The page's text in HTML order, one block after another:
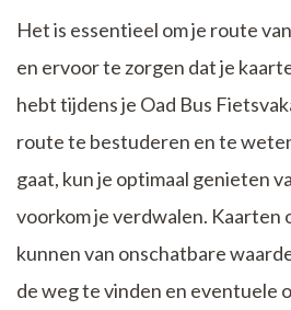
Het is essentieel om je route
en ervoor te zorgen dat je
hebt tijdens je Oad Bus
route te bestuderen en te
gaat, kun je optimaal genieten
voorkom je verdwalen. Kaarten
kunnen van onschatbare
de weg te vinden en eventuele